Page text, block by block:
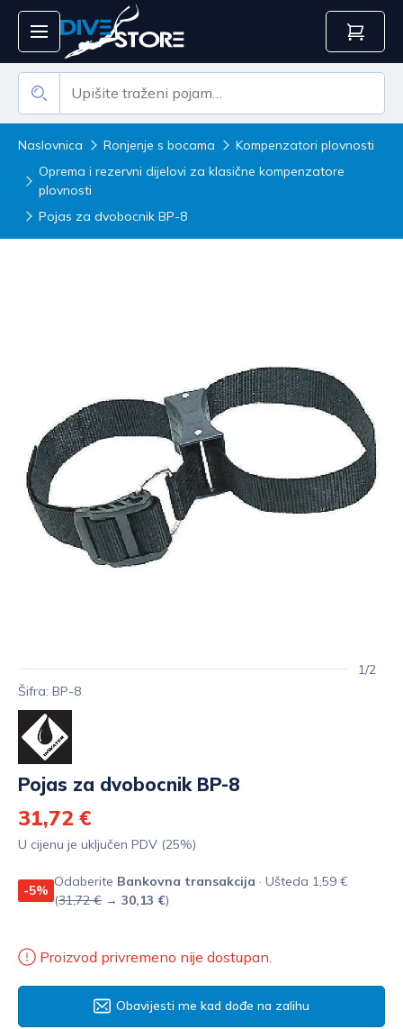
Naslovnica Ronjenje s bocama
Kompenzatori plovnosti
Oprema i rezervni dijelovi za klasične kompenzatore
plovnosti
Pojas za dvobocnik BP-8
1/2
Šifra: BP-8
Pojas za dvobocnik BP-8
31,72 €
U cijenu je uključen PDV (25%)
-5%
Odaberite Bankovna transakcija · Ušteda 1,59 €
(31,72 € → 30,13 €)
Proizvod privremeno nije dostupan.
Obavijesti me kad dođe na zalihu